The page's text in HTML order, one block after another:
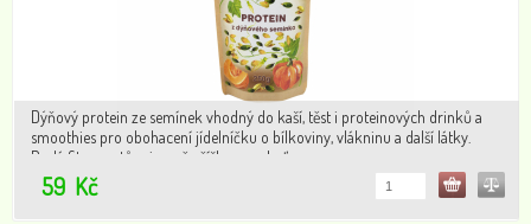
Dýňový protein ze semínek vhodný do kaší, těst i proteinových drinků a
smoothies pro obohacení jídelníčku o bílkoviny, vlákninu a další látky.
Dodá fit receptům jemně oříškovou chuť.
59 Kč